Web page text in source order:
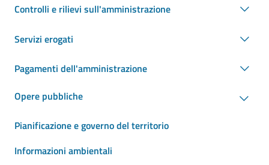
Controlli e rilievi sull'amministrazione
Servizi erogati
Pagamenti dell'amministrazione
Opere pubbliche
Pianificazione e governo del territorio
Informazioni ambientali